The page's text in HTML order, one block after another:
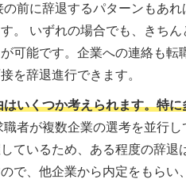
の前に辞退するパターンもあ
。 いずれの場合でも、きち
可能です。企業への連絡も転
を辞退進行できます。
いくつか考えられます。特
職者が複数企業の選考を並行
ているため、ある程度の辞
で、他企業から内定をもらい